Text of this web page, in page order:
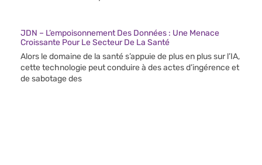
JDN – L’empoisonnement Des Données : Une Menace
Croissante Pour Le Secteur De La Santé
Alors le domaine de la santé s’appuie de plus en plus sur l’IA,
cette technologie peut conduire à des actes d’ingérence et
de sabotage des